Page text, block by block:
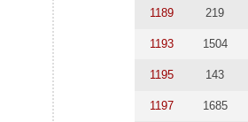
1189 219
1193 1504
1195 143
1197 1685